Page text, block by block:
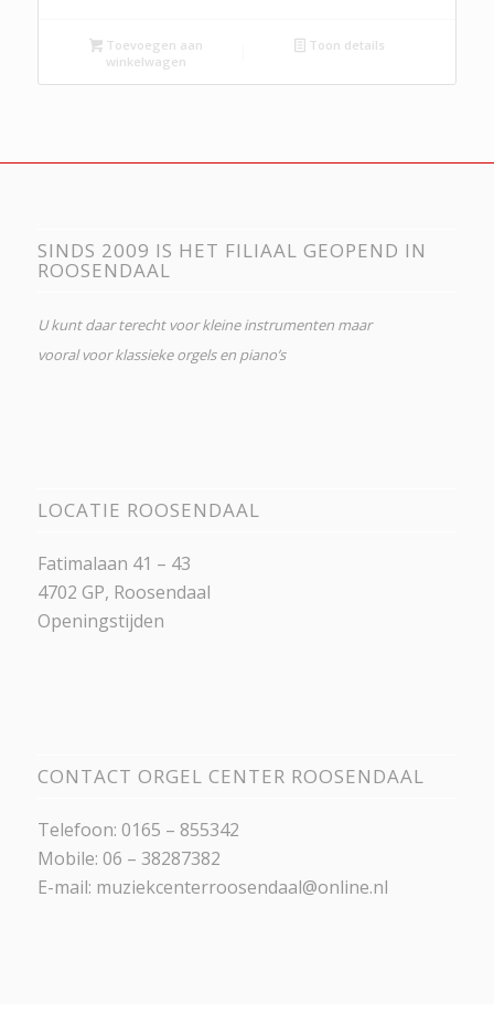
Toevoegen aan
winkelwagen
Toon details
SINDS 2009 IS HET FILIAAL GEOPEND IN
ROOSENDAAL
U kunt daar terecht voor kleine instrumenten maar
vooral voor klassieke orgels en piano’s
LOCATIE ROOSENDAAL
Fatimalaan 41 – 43
4702 GP, Roosendaal
Openingstijden
CONTACT ORGEL CENTER ROOSENDAAL
Telefoon: 0165 – 855342
Mobile: 06 – 38287382
E-mail: muziekcenterroosendaal@online.nl